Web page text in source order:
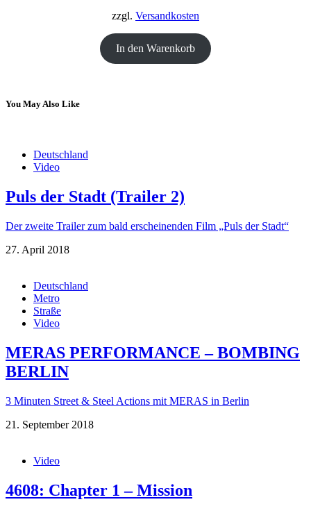
zzgl. Versandkosten
In den Warenkorb
You May Also Like
Deutschland
Video
Puls der Stadt (Trailer 2)
Der zweite Trailer zum bald erscheinenden Film „Puls der Stadt“
27. April 2018
Deutschland
Metro
Straße
Video
MERAS PERFORMANCE – BOMBING
BERLIN
3 Minuten Street & Steel Actions mit MERAS in Berlin
21. September 2018
Video
4608: Chapter 1 – Mission